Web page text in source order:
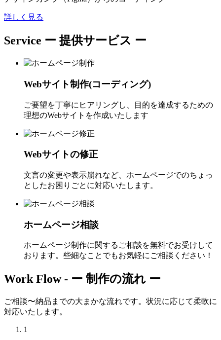
詳しく見る
Service ー 提供サービス ー
Webサイト制作(コーディング)
ご要望を丁寧にヒアリングし、目的を達成するための
理想のWebサイトを作成いたします
Webサイトの修正
文言の変更や表示崩れなど、ホームページでのちょっ
としたお困りごとに対応いたします。
ホームページ相談
ホームページ制作に関するご相談を無料でお受けして
おります。些細なことでもお気軽にご相談ください！
Work Flow - ー 制作の流れ ー
ご相談〜納品までの大まかな流れです。状況に応じて柔軟に
対応いたします。
1